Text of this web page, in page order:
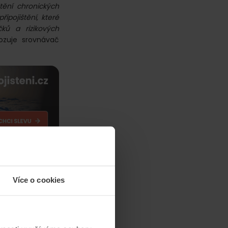
Více o cookies
chronických
které
a rizikových
srovnávač
o cestovko